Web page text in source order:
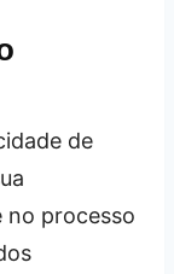
de
no processo